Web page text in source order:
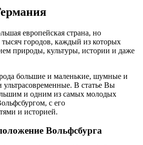
европейская страна, но
тысяч городов, каждый из которых
природы, культуры, истории и даже
большие и маленькие, шумные и
В статье Вы
и одним из самых молодых
с его
и историей.
Вольфсбурга